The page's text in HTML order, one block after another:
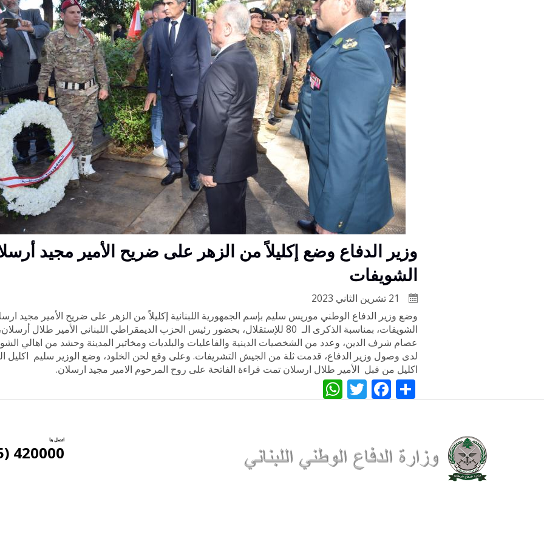
وزير الدفاع وضع إكليلاً من الزهر على ضريح الأمير مجيد
الشويفات
وضع وزير الدفاع الوطني موريس سليم بإسم الجمهورية اللبنانية إكليلاً من الزهر على ضريح الأمير مجيد
الشويفات، بمناسبة الذكرى الـ 80 للإستقلال، بحضور رئيس الحزب الديمقراطي اللبناني الأمير طلال
عصام شرف الدين، وعدد من الشخصيات الدينية والفاعليات والبلديات ومخاتير المدينة وحشد من اهالي
لدى وصول وزير الدفاع، قدمت ثلة من الجيش التشريفات. وعلى وقع لحن الخلود، وضع الوزير سليم اكليل
اكليل من قبل الأمير طلال ارسلان تمت قراءة الفاتحة على روح المرحوم الامير مجيد ارسلان.
Share
Facebook
Twitter
اتصل بنا
420000 (5) 961+